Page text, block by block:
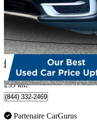
xDrive35d AWD208 619 km
17 470 $
307 $/mois env.
Langley, BC
239 km
(844) 332-2469
Partenaire CarGurus